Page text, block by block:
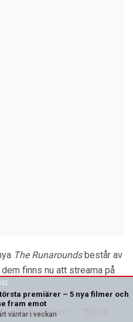
The Runaroundsbestår av
finns nu att streama på
”Koka björn” – ”Mörk
premiärer – 5 nya filmer och
fram emot
väntar i veckan